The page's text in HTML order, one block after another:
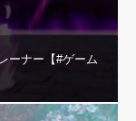
ーナー【#ゲーム